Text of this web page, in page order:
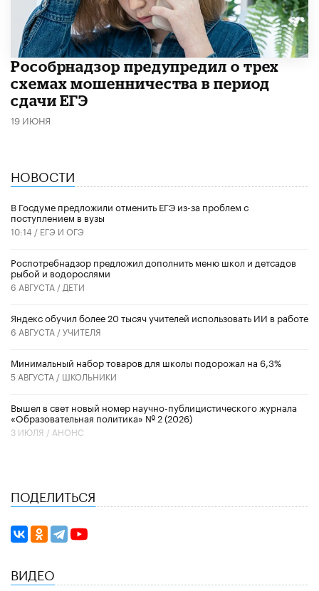
Рособрнадзор предупредил о трех
схемах мошенничества в период
сдачи ЕГЭ
19 ИЮНЯ
НОВОСТИ
В Госдуме предложили отменить ЕГЭ из-за проблем с
поступлением в вузы
10:14 / ЕГЭ И ОГЭ
Роспотребнадзор предложил дополнить меню школ и детсадов
рыбой и водорослями
6 АВГУСТА / ДЕТИ
​Яндекс обучил более 20 тысяч учителей использовать ИИ в работе
6 АВГУСТА /УЧИТЕЛЯ
Минимальный набор товаров для школы подорожал на 6,3%
5 АВГУСТА / ШКОЛЬНИКИ
Вышел в свет новый номер научно-публицистического журнала
«Образовательная политика» № 2 (2026)
3 ИЮЛЯ / АНОНС
ПОДЕЛИТЬСЯ
ВИДЕО